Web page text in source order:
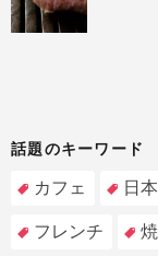
話題のキーワード
カフェ 日
フレンチ